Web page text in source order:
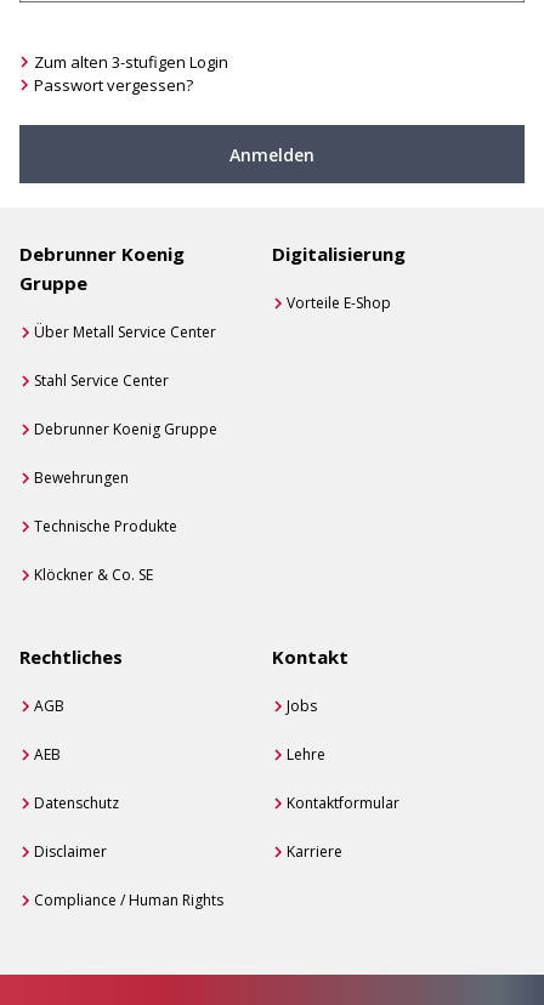
Zum alten 3-stufigen Login
Passwort vergessen?
Anmelden
Debrunner Koenig
Gruppe
Über Metall Service Center
Stahl Service Center
Debrunner Koenig Gruppe
Bewehrungen
Technische Produkte
Klöckner & Co. SE
Digitalisierung
Vorteile E-Shop
Rechtliches
AGB
AEB
Datenschutz
Disclaimer
Compliance / Human Rights
Kontakt
Jobs
Lehre
Kontaktformular
Karriere